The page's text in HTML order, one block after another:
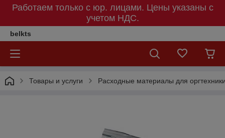
Работаем только с юр. лицами. Цены указаны c
учетом НДС.
belkts
Товары и услуги Расходные материалы для